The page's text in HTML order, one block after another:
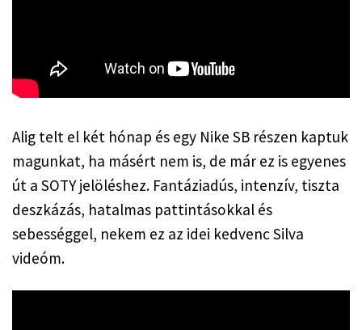
Alig telt el két hónap és egy Nike SB részen kaptuk
magunkat, ha másért nem is, de már ez is egyenes
út a SOTY jelöléshez. Fantáziadús, intenzív, tiszta
deszkázás, hatalmas pattintásokkal és
sebességgel, nekem ez az idei kedvenc Silva
videóm.